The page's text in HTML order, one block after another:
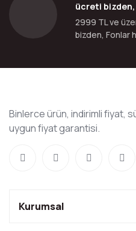
ücreti
2999 TL ve
bizden, Fonlar
Binlerce ürün, indirimli fiyat,
uygun fiyat garantisi.
Kurumsal